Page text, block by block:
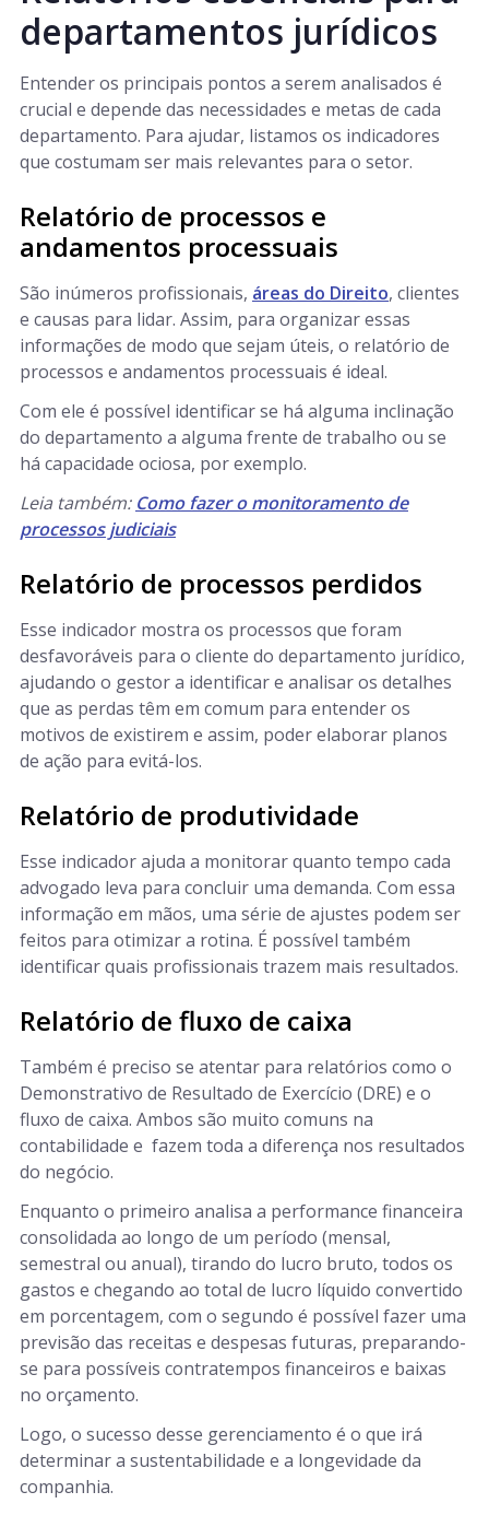
departamentos jurídicos
Entender os principais pontos a serem analisados é
crucial e depende das necessidades e metas de cada
departamento. Para ajudar, listamos os indicadores
que costumam ser mais relevantes para o setor.
Relatório de processos e
andamentos processuais
São inúmeros profissionais, áreas do Direito, clientes
e causas para lidar. Assim, para organizar essas
informações de modo que sejam úteis, o relatório de
processos e andamentos processuais é ideal.
Com ele é possível identificar se há alguma inclinação
do departamento a alguma frente de trabalho ou se
há capacidade ociosa, por exemplo.
Leia também: Como fazer o monitoramento de
processos judiciais
Relatório de processos perdidos
Esse indicador mostra os processos que foram
desfavoráveis para o cliente do departamento jurídico,
ajudando o gestor a identificar e analisar os detalhes
que as perdas têm em comum para entender os
motivos de existirem e assim, poder elaborar planos
de ação para evitá-los.
Relatório de produtividade
Esse indicador ajuda a monitorar quanto tempo cada
advogado leva para concluir uma demanda. Com essa
informação em mãos, uma série de ajustes podem ser
feitos para otimizar a rotina. É possível também
identificar quais profissionais trazem mais resultados.
Relatório de fluxo de caixa
Também é preciso se atentar para relatórios como o
Demonstrativo de Resultado de Exercício (DRE) e o
fluxo de caixa. Ambos são muito comuns na
contabilidade e fazem toda a diferença nos resultados
do negócio.
Enquanto o primeiro analisa a performance financeira
consolidada ao longo de um período (mensal,
semestral ou anual), tirando do lucro bruto, todos os
gastos e chegando ao total de lucro líquido convertido
em porcentagem, com o segundo é possível fazer uma
previsão das receitas e despesas futuras, preparando-
se para possíveis contratempos financeiros e baixas
no orçamento.
Logo, o sucesso desse gerenciamento é o que irá
determinar a sustentabilidade e a longevidade da
companhia.